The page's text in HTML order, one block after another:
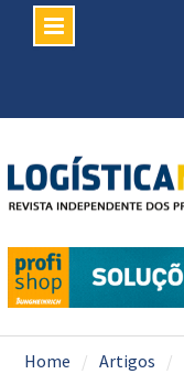
content
Home Artigos